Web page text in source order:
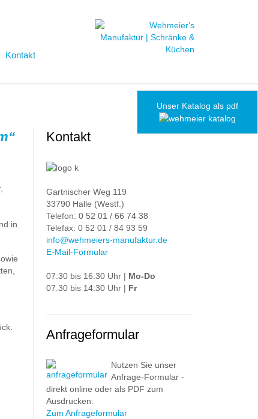
Kontakt
in
Unser Katalog als pdf
Kontakt
Gartnischer Weg 119
33790 Halle (Westf.)
Telefon: 0 52 01 / 66 74 38
Telefax: 0 52 01 / 84 93 59
info@wehmeiers-manufaktur.de
E-Mail-Formular
07:30 bis 16.30 Uhr | Mo-Do
07.30 bis 14:30 Uhr | Fr
Anfrageformular
Nutzen Sie unser
Anfrage-Formular -
direkt online oder als PDF zum
Ausdrucken:
Zum Anfrageformular